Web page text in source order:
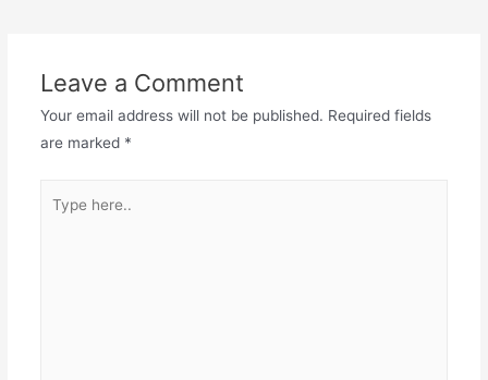
Leave a Comment
Your email address will not be published. Required fields
are marked *